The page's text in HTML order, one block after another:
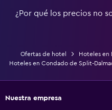
¿Por qué los precios no
Ofertas de hotel Hoteles en
Hoteles en Condado de Split-
Nuestra empresa